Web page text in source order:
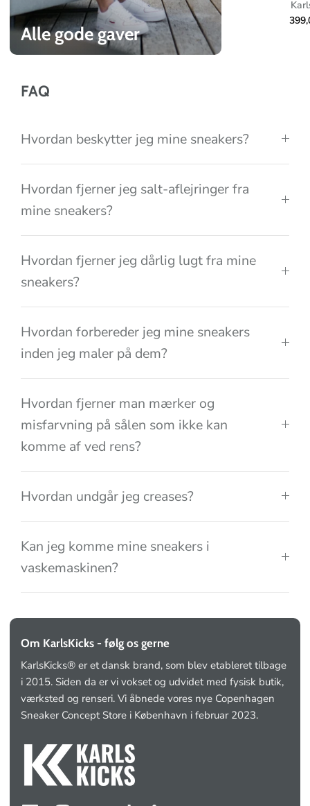
c
i
Alle gode gaver
FAQ
Hvordan beskytter jeg mine sneakers?
Hvordan fjerner jeg salt-aflejringer fra
mine sneakers?
Hvordan fjerner jeg dårlig lugt fra mine
sneakers?
Hvordan forbereder jeg mine sneakers
inden jeg maler på dem?
Hvordan fjerner man mærker og
misfarvning på sålen som ikke kan
komme af ved rens?
Hvordan undgår jeg creases?
Kan jeg komme mine sneakers i
vaskemaskinen?
Om KarlsKicks - følg os gerne
KarlsKicks® er et dansk brand, som blev etableret tilbage
i 2015. Siden da er vi vokset og udvidet med fysisk butik,
værksted og renseri. Vi åbnede vores nye Copenhagen
Sneaker Concept Store i København i februar 2023.